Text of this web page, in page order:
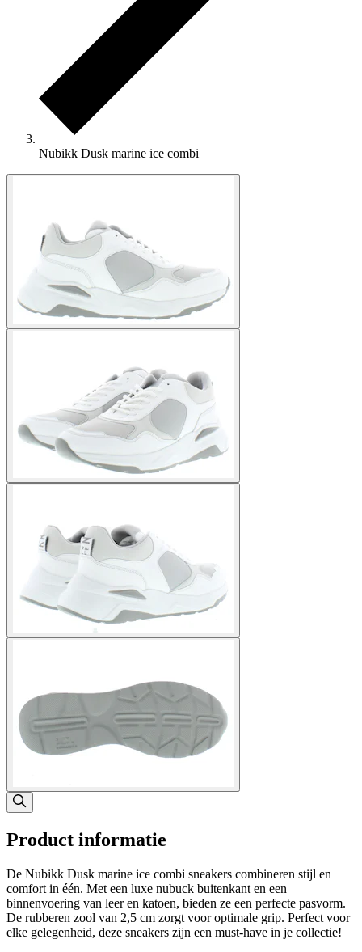
Nubikk Dusk marine ice combi
Product informatie
De Nubikk Dusk marine ice combi sneakers combineren stijl en
comfort in één. Met een luxe nubuck buitenkant en een
binnenvoering van leer en katoen, bieden ze een perfecte pasvorm.
De rubberen zool van 2,5 cm zorgt voor optimale grip. Perfect voor
elke gelegenheid, deze sneakers zijn een must-have in je collectie!